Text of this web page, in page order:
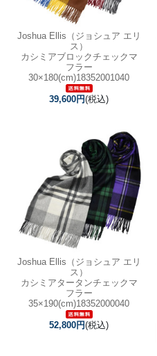
Joshua Ellis（ジョシュア エリ
ス）
カシミアブロックチェックマ
フラー
30×180(cm)18352001040
39,600円(税込)
Joshua Ellis（ジョシュア エリ
ス）
カシミアタータンチェックマ
フラー
35×190(cm)18352000040
52,800円(税込)